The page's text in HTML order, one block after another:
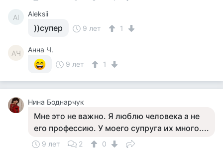
Al Aleksii
))супер 9 лет 1
АЧ
Анна Ч.
9 лет
1
Нина Боднарчук
Мне это не важно. Я люблю человека а не
его профессию. У моего супруга их много....
9 лет 2 0